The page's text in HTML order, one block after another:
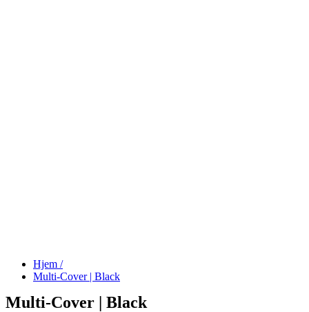
Hjem /
Multi-Cover | Black
Multi-Cover | Black